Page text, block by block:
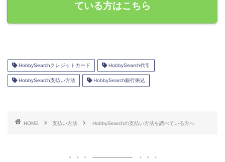
ている方はこちら
HobbySearchクレジットカード HobbySearch代引
HobbySearch支払い方法 HobbySearch銀行振込
HOME 支払い方法 HobbySearchの支払い方法を調べている方へ